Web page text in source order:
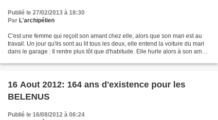
Publié le 27/02/2013 à 18:30
Par L'archipélien
C'est une femme qui reçoit son amant chez elle, alors que son mari est au
travail. Un jour qu'ils sont au lit tous les deux, elle entend la voiture du mari
dans le garage : Il rentre plus tôt que d'habitude. Elle hurle alors à son amant
16 Aout 2012: 164 ans d'existence pour les
BELENUS
Publié le 16/08/2012 à 06:24